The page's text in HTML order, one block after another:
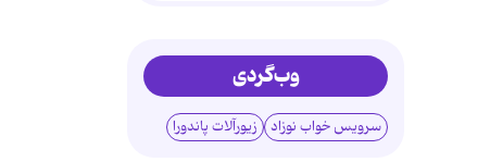
وب‌گردی
سرویس خواب نوزاد زیورآلات پاندورا